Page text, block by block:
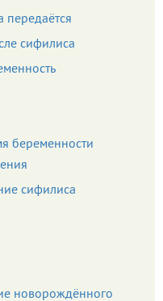
передаётся
сифилиса
беременности
сифилиса
новорождённого